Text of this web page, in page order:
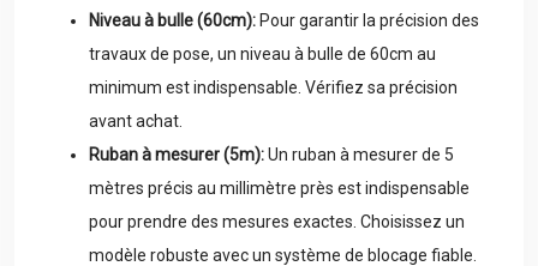
Niveau à bulle (60cm): Pour garantir la précision des
travaux de pose, un niveau à bulle de 60cm au
minimum est indispensable. Vérifiez sa précision
avant achat.
Ruban à mesurer (5m):Un ruban à mesurer de 5
mètres précis au millimètre près est indispensable
pour prendre des mesures exactes. Choisissez un
modèle robuste avec un système de blocage fiable.